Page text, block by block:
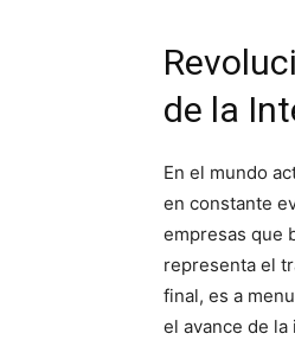
de la
En el mundo
en constante
empresas que
representa el
final, es a
el avance de